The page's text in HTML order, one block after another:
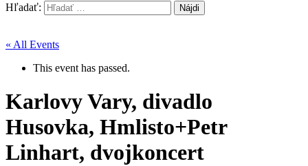
Hľadať:
« All Events
This event has passed.
Karlovy Vary, divadlo
Husovka, Hmlisto+Petr
Linhart, dvojkoncert